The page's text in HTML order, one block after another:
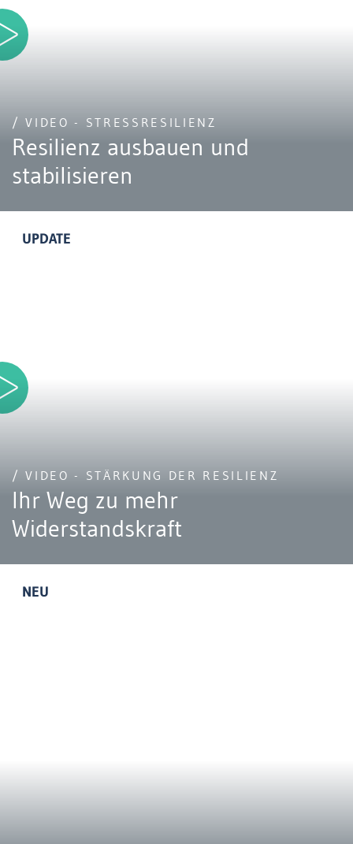
/ VIDEO - STRESSRESILIENZ
Resilienz ausbauen und
stabilisieren
UPDATE
/ VIDEO - STÄRKUNG DER RESILIENZ
Ihr Weg zu mehr
Widerstandskraft
NEU